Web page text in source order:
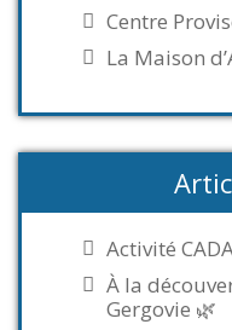
Centre
La Maison
Activité
À la
Gergovie 🌿